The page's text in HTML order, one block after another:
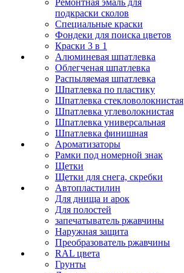
Ремонтная эмаль для
подкраски сколов
Специальные краски
Фондеки для поиска цветов
Краски 3 в 1
Алюминевая шпатлевка
Облегченая шпатлевка
Распыляемая шпатлевка
Шпатлевка по пластику
Шпатлевка стекловолокнистая
Шпатлевка углеволокнистая
Шпатлевка универсальная
Шпатлевка финишная
Ароматизаторы
Рамки под номерной знак
Щетки
Щетки для снега, скребки
Автопластилин
Для днища и арок
Для полостей
запечатыватель ржавчины
Наружная защита
Преобразователь ржавчины
RAL цвета
Грунты